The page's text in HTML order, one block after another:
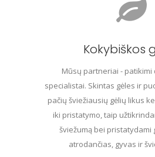
Kokybiškos
Mūsų partneriai - patikimi
specialistai. Skintas gėles ir
pačių šviežiausių gėlių likus
iki pristatymo, taip
šviežumą bei pristatydami
atrodančias, gyvas ir